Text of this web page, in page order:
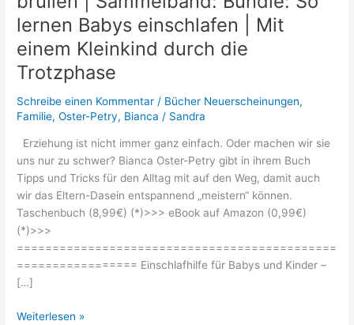
lernen Babys einschlafen | Mit
einem Kleinkind durch die
Trotzphase
Schreibe einen Kommentar / Bücher Neuerscheinungen,
Familie,Oster-Petry, Bianca / Sandra
Erziehung ist nicht immer ganz einfach. Oder machen wir sie
uns nur zu schwer? Bianca Oster-Petry gibt in ihrem Buch
Tipps und Tricks für den Alltag mit auf den Weg, damit auch
wir das Eltern-Dasein entspannend „meistern“ können.
Taschenbuch (8,99€) (*)>>> eBook auf Amazon (0,99€)
(*)>>>
=============================================
================= Einschlafhilfe für Babys und Kinder –
[…]
Bianca
Weiterlesen »